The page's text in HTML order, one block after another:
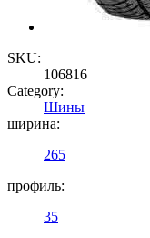
SKU:
106816
Category:
Шины
ширина:
265
профиль:
35